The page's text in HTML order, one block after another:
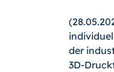
der
3D-